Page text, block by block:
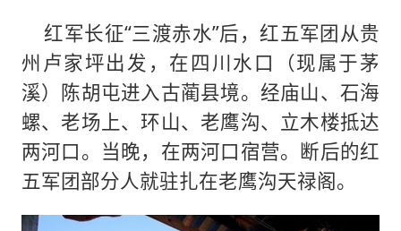
红军长征“三渡赤水”后，红五军团从贵
州卢家坪出发，在四川水口（现属于茅
溪）陈胡屯进入古蔺县境。经庙山、石海
螺、老场上、环山、老鹰沟、立木楼抵达
两河口。当晚，在两河口宿营。断后的红
五军团部分人就驻扎在老鹰沟天禄阁。